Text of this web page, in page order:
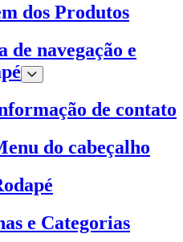
dos Produtos
de navegação e
de contato
do cabeçalho
e Categorias